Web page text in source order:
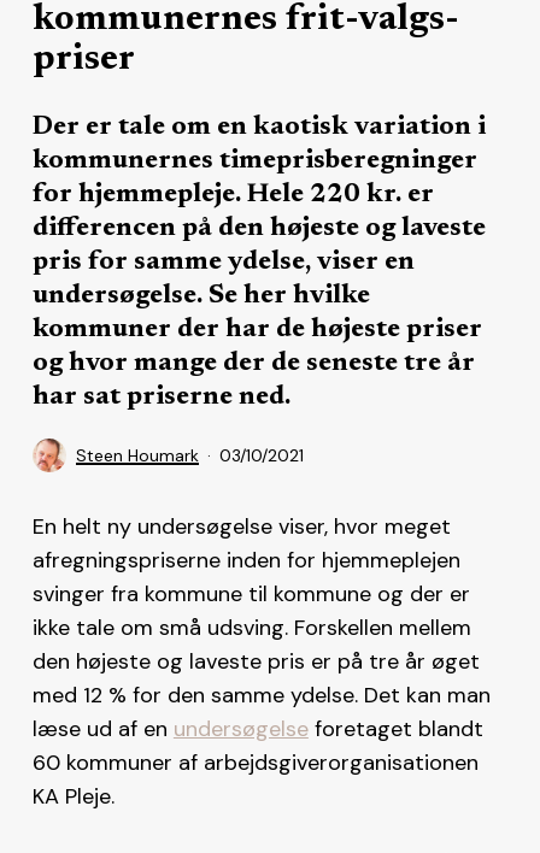
kommunernes frit-valgs-
priser
Der er tale om en kaotisk variation i
kommunernes timeprisberegninger
for hjemmepleje. Hele 220 kr. er
differencen på den højeste og laveste
pris for samme ydelse, viser en
undersøgelse. Se her hvilke
kommuner der har de højeste priser
og hvor mange der de seneste tre år
har sat priserne ned.
Steen Houmark 03/10/2021
En helt ny undersøgelse viser, hvor meget
afregningspriserne inden for hjemmeplejen
svinger fra kommune til kommune og der er
ikke tale om små udsving. Forskellen mellem
den højeste og laveste pris er på tre år øget
med 12 % for den samme ydelse. Det kan man
læse ud af en undersøgelseforetaget blandt
60 kommuner af arbejdsgiverorganisationen
KA Pleje.